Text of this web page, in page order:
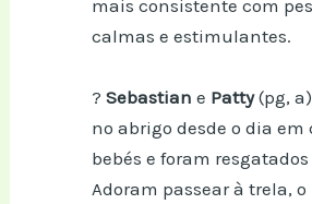
mais consistente com
calmas e estimulantes.
?Sebastian e Patty(pg,
no abrigo desde o dia em
bebés e foram resgatados
Adoram passear à trela, o